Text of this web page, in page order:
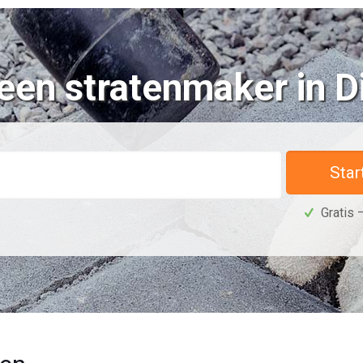
stratenmaker in
Gratis